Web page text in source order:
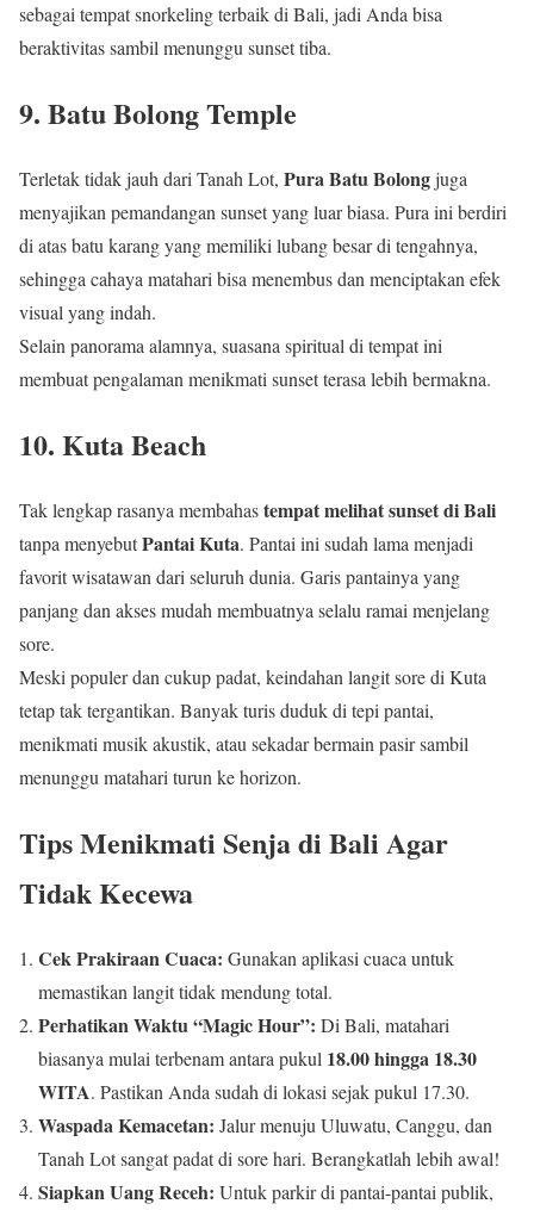
sebagai tempat snorkeling terbaik di Bali, jadi Anda bisa
beraktivitas sambil menunggu sunset tiba.
9. Batu Bolong Temple
Terletak tidak jauh dari Tanah Lot, Pura Batu Bolongjuga
menyajikan pemandangan sunset yang luar biasa. Pura ini berdiri
di atas batu karang yang memiliki lubang besar di tengahnya,
sehingga cahaya matahari bisa menembus dan menciptakan efek
visual yang indah.
Selain panorama alamnya, suasana spiritual di tempat ini
membuat pengalaman menikmati sunset terasa lebih bermakna.
10. Kuta Beach
Tak lengkap rasanya membahastempat melihat sunset di Bali
tanpa menyebutPantai Kuta. Pantai ini sudah lama menjadi
favorit wisatawan dari seluruh dunia. Garis pantainya yang
panjang dan akses mudah membuatnya selalu ramai menjelang
sore.
Meski populer dan cukup padat, keindahan langit sore di Kuta
tetap tak tergantikan. Banyak turis duduk di tepi pantai,
menikmati musik akustik, atau sekadar bermain pasir sambil
menunggu matahari turun ke horizon.
Tips Menikmati Senja di Bali Agar
Tidak Kecewa
Cek Prakiraan Cuaca: Gunakan aplikasi cuaca untuk
memastikan langit tidak mendung total.
Perhatikan Waktu “Magic Hour”: Di Bali, matahari
biasanya mulai terbenam antara pukul 18.00 hingga 18.30
WITA. Pastikan Anda sudah di lokasi sejak pukul 17.30.
Waspada Kemacetan: Jalur menuju Uluwatu, Canggu, dan
Tanah Lot sangat padat di sore hari. Berangkatlah lebih awal!
Siapkan Uang Receh: Untuk parkir di pantai-pantai publik,